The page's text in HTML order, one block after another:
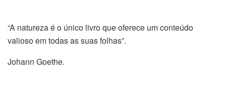
“A natureza é o único livro que oferece um conteúdo
valioso em todas as suas folhas”.
Johann Goethe.